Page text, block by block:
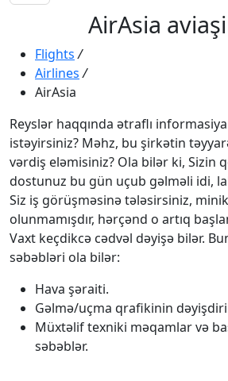
AirAsia
Flights /
Airlines /
AirAsia
Reyslər haqqında ətraflı
istəyirsiniz? Məhz, bu şirkətin
vərdiş eləmisiniz? Ola bilər ki, Sizin
dostunuz bu gün uçub gəlməli idi,
Siz iş görüşməsinə tələsirsiniz,
olunmamışdır, hərçənd o artıq
Vaxt keçdikcə cədvəl dəyişə bilər.
səbəbləri ola bilər:
Hava şəraiti.
Gəlmə/uçma qrafikinin
Müxtəlif texniki məqamlar və
səbəblər.